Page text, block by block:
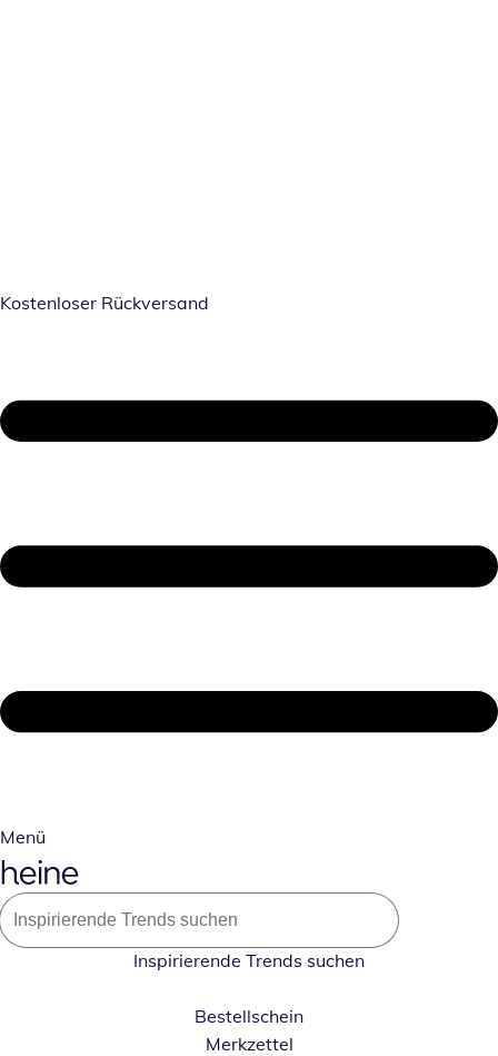
Kostenloser Rückversand
Menü
Inspirierende Trends suchen
Bestellschein
Merkzettel